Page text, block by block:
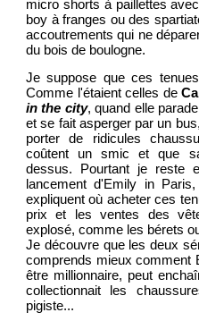
micro shorts à paillettes
boy à franges ou des
accoutrements qui ne
du bois de boulogne.
Je suppose que ces
Comme l'étaient celles de
in the city, quand elle
et se fait asperger par un
porter de ridicules
coûtent un smic et que
dessus. Pourtant je reste
lancement d'Emily in
expliquent où acheter ces
prix et les ventes des
explosé, comme les bérets
Je découvre que les deux
comprends mieux comment
être millionnaire, peut
collectionnait les
pigiste...